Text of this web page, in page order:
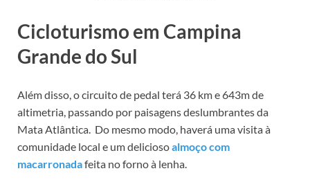
Cicloturismo em Campina
Grande do Sul
Além disso, o circuito de pedal terá 36 km e 643m de
altimetria, passando por paisagens deslumbrantes da
Mata Atlântica. Do mesmo modo, haverá uma visita à
comunidade local e um deliciosoalmoço com
macarronadafeita no forno à lenha.